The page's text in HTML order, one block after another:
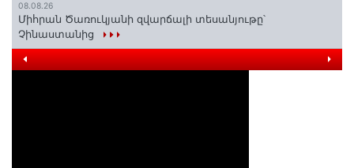
08.08.26
Միհրան Ծառուկյանի զվարճալի տեսանյութը՝
Չինաստանից